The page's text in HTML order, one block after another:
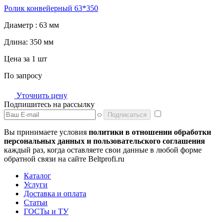
Ролик конвейерный 63*350
Диаметр : 63 мм
Длина: 350 мм
Цена за 1 шт
По запросу
Уточнить цену
Подпишитесь на рассылку
Подписаться
Вы принимаете условия политики в отношении обработки
персональных данных и пользовательского соглашения
каждый раз, когда оставляете свои данные в любой форме
обратной связи на сайте Beltprofi.ru
Каталог
Услуги
Доставка и оплата
Статьи
ГОСТы и ТУ